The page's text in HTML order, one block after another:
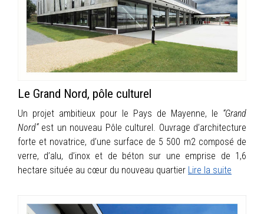
Le Grand Nord, pôle culturel
Un projet ambitieux pour le Pays de Mayenne, le “Grand
Nord” est un nouveau Pôle culturel. Ouvrage d’architecture
forte et novatrice, d’une surface de 5 500 m2 composé de
verre, d’alu, d’inox et de béton sur une emprise de 1,6
hectare située au cœur du nouveau quartier Lire la suite